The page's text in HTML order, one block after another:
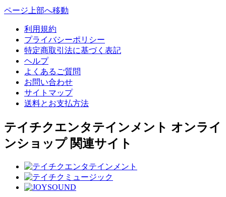
ページ上部へ移動
利用規約
プライバシーポリシー
特定商取引法に基づく表記
ヘルプ
よくあるご質問
お問い合わせ
サイトマップ
送料とお支払方法
テイチクエンタテインメント オンライ
ンショップ 関連サイト